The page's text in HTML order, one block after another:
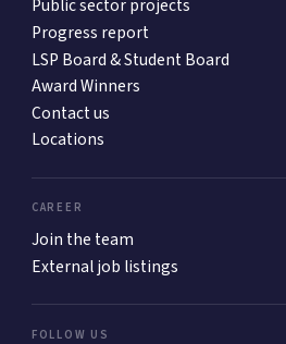
Public sector projects
Progress report
LSP Board & Student Board
Award Winners
Contact us
Locations
CAREER
Join the team
External job listings
FOLLOW US